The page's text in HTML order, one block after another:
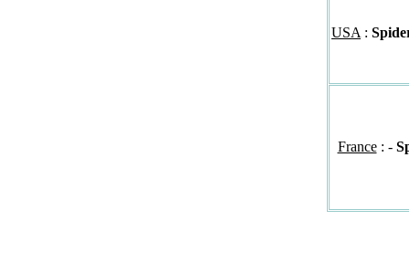
USA :
France: -